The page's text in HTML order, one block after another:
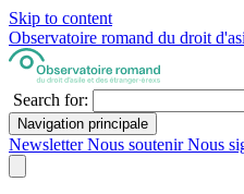
Skip to content
Observatoire romand du droit
Search for:
Navigation principale
NewsletterNous soutenirNous